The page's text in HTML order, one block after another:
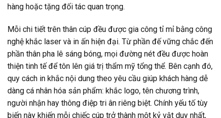
hàng hoặc tặng đối tác quan trọng.
Mỗi chi tiết trên thân cúp đều được gia công tỉ mỉ bằng công
nghệ khắc laser và in ấn hiện đại. Từ phần đế vững chắc đến
phần thân pha lê sáng bóng, mọi đường nét đều được hoàn
thiện tinh tế để tôn lên giá trị thẩm mỹ tổng thể. Bên cạnh đó,
quy cách in khắc nội dung theo yêu cầu giúp khách hàng dễ
dàng cá nhân hóa sản phẩm: khắc logo, tên chương trình,
người nhận hay thông điệp tri ân riêng biệt. Chính yếu tố tùy
biến này khiến mỗi chiếc cúp trở thành một kỷ vật duy nhất,